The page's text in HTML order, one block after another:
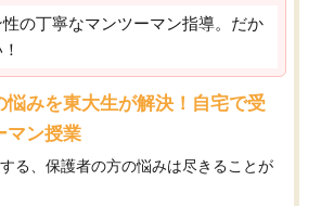
の丁寧なマンツーマン指導。だか
悩みを東大生が解決！自宅で受
マン授業
る、保護者の方の悩みは尽きることが